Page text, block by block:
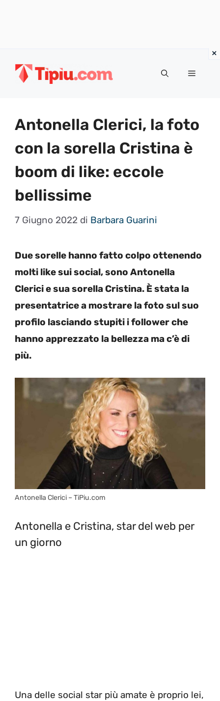
Menu
Antonella Clerici, la foto
con la sorella Cristina è
boom di like: eccole
bellissime
7 Giugno 2022 di Barbara Guarini
Due sorelle hanno fatto colpo ottenendo
molti like sui social, sono Antonella
Clerici e sua sorella Cristina. È stata la
presentatrice a mostrare la foto sul suo
profilo lasciando stupiti i follower che
hanno apprezzato la bellezza ma c’è di
più.
Antonella Clerici – TiPiu.com
Antonella e Cristina, star del web per
un giorno
Una delle social star più amate è proprio lei,